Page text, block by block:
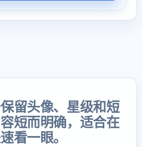
留头像、星级和短
短而明确，适合在
看一眼。